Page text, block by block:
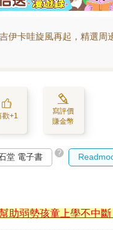
伊卡哇旋風再起，精選周
歡+1
寫評價
賺金幣
堂 電子書 ?
助弱勢孩童上學不中斷